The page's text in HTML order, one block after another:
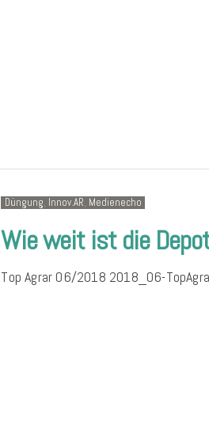
Düngung, Innov.AR, Medienecho
Wie weit ist die
Top Agrar 06/2018 2018_06-